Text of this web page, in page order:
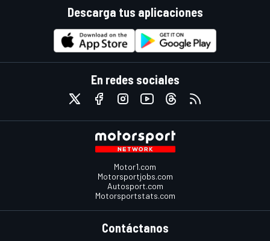
Descarga tus aplicaciones
En redes sociales
Motor1.com
Motorsportjobs.com
Autosport.com
Motorsportstats.com
Contáctanos